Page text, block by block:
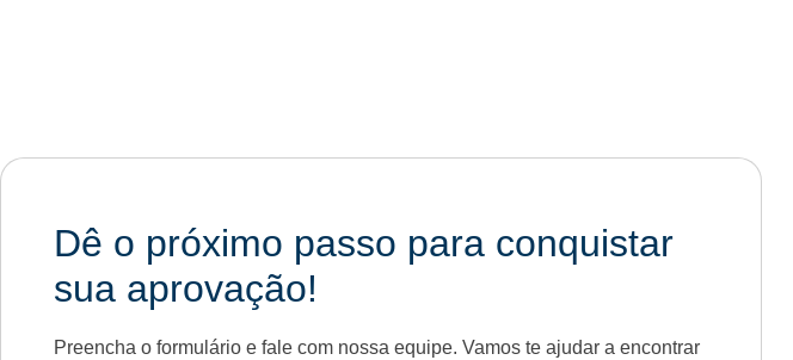
Dê o próximo passo para conquistar
sua aprovação!
Preencha o formulário e fale com nossa equipe. Vamos te ajudar a encontrar